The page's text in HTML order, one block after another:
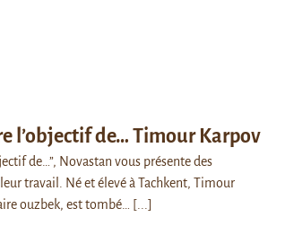
l’objectif de… Timour Karpov
de…”, Novastan vous présente des
travail. Né et élevé à Tachkent, Timour
ouzbek, est tombé…
[...]